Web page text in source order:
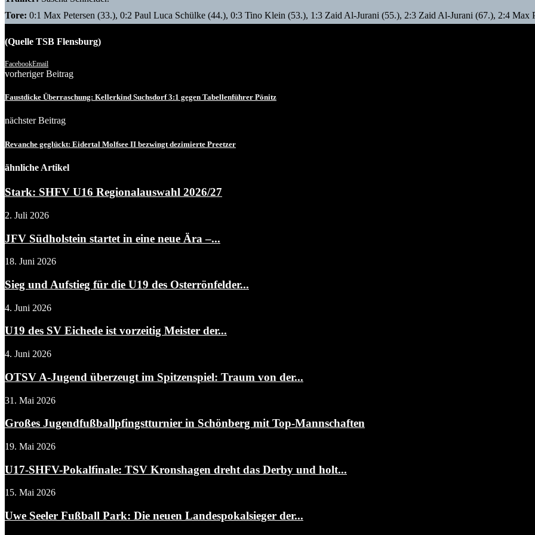
Tore: 0:1 Max Petersen (33.), 0:2 Paul Luca Schülke (44.), 0:3 Tino Klein (53.), 1:3 Zaid Al-Jurani (55.), 2:3 Zaid Al-Jurani (67.), 2:4 Max
(Quelle TSB Flensburg)
FacebookEmail
vorheriger Beitrag
Faustdicke Überraschung: Kellerkind Suchsdorf 3:1 gegen Tabellenführer Pönitz
nächster Beitrag
Revanche geglückt: Eidertal Molfsee II bezwingt dezimierte Preetzer
ähnliche Artikel
Stark: SHFV U16 Regionalauswahl 2026/27
2. Juli 2026
JFV Südholstein startet in eine neue Ära –...
18. Juni 2026
Sieg und Aufstieg für die U19 des Osterrönfelder...
4. Juni 2026
U19 des SV Eichede ist vorzeitig Meister der...
4. Juni 2026
OTSV A-Jugend überzeugt im Spitzenspiel: Traum von der...
31. Mai 2026
Großes Jugendfußballpfingstturnier in Schönberg mit Top-Mannschaften
19. Mai 2026
U17-SHFV-Pokalfinale: TSV Kronshagen dreht das Derby und holt...
15. Mai 2026
Uwe Seeler Fußball Park: Die neuen Landespokalsieger der...